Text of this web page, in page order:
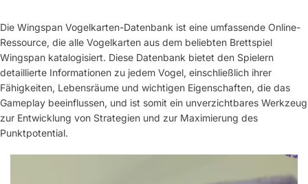
Die Wingspan Vogelkarten-Datenbank ist eine umfassende Online-
Ressource, die alle Vogelkarten aus dem beliebten Brettspiel
Wingspan katalogisiert. Diese Datenbank bietet den Spielern
detaillierte Informationen zu jedem Vogel, einschließlich ihrer
Fähigkeiten, Lebensräume und wichtigen Eigenschaften, die das
Gameplay beeinflussen, und ist somit ein unverzichtbares Werkzeug
zur Entwicklung von Strategien und zur Maximierung des
Punktpotential.